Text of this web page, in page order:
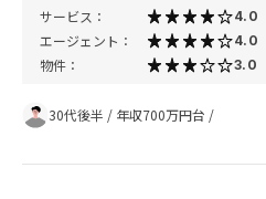
サービス： 4.0
エージェント： 4.0
物件： 3.0
30代後半 / 年収700万円台 /